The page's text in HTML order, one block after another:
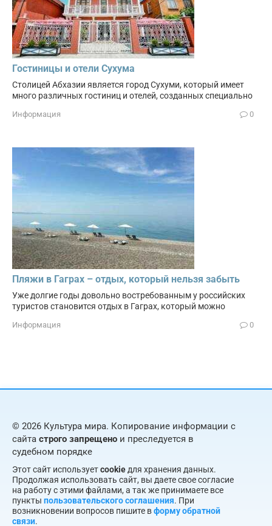
Гостиницы и отели Сухума
Столицей Абхазии является город Сухуми, который имеет
много различных гостиниц и отелей, созданных специально
Информация 0
Пляжи в Гаграх – отдых, который нельзя забыть
Уже долгие годы довольно востребованным у российских
туристов становится отдых в Гаграх, который можно
Информация 0
© 2026 Культура мира. Копирование информации с
сайта строго запрещено и преследуется в
судебном порядке
Этот сайт используетcookie для хранения данных.
Продолжая использовать сайт, вы даете свое согласие
на работу с этими файлами, а так же принимаете все
пункты пользовательского соглашения. При
возникновении вопросов пишите вформу обратной
связи.